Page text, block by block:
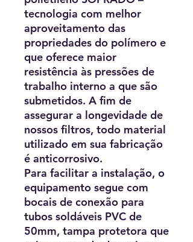
tecnologia com melhor
aproveitamento das
propriedades do polímero e
que oferece maior
resistência às pressões de
trabalho interno a que são
submetidos. A fim de
assegurar a longevidade de
nossos filtros, todo material
utilizado em sua fabricação
é anticorrosivo.
Para facilitar a instalação, o
equipamento segue com
bocais de conexão para
tubos soldáveis PVC de
50mm, tampa protetora que